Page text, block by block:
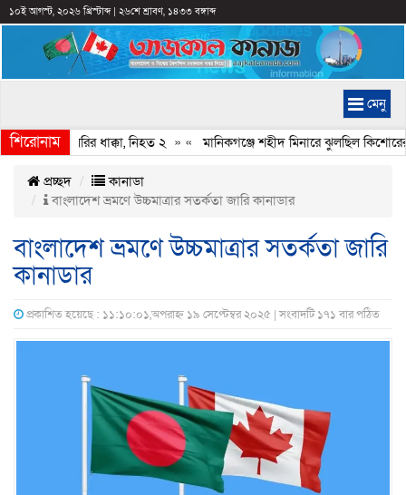
১০ই আগস্ট, ২০২৬ খ্রিস্টাব্দ| ২৬শে শ্রাবণ, ১৪৩৩ বঙ্গাব্দ
মেনু
শিরোনাম
গাড়িকে লরির ধাক্কা, নিহত ২» «মানিকগঞ্জে শহীদ মিনারে ঝুলছিল কিশোরের
প্রচ্ছদ
কানাডা
বাংলাদেশ ভ্রমণে উচ্চমাত্রার সতর্কতা জারি কানাডার
বাংলাদেশ ভ্রমণে উচ্চমাত্রার সতর্কতা জারি
কানাডার
প্রকাশিত হয়েছে : ১১:১০:০১,অপরাহ্ন ১৯ সেপ্টেম্বর ২০২৫ | সংবাদটি ১৭১ বার পঠিত